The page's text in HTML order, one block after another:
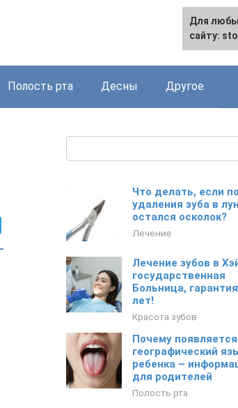
Полость рта Десны Другое
Что делать, если
удаления зуба в
остался осколок?
Лечение
Лечение зубов в
государственная
Больница,
лет!
Красота зубов
Почему появляется
географический
ребенка –
для родителей
Полость рта
Для
сайту: